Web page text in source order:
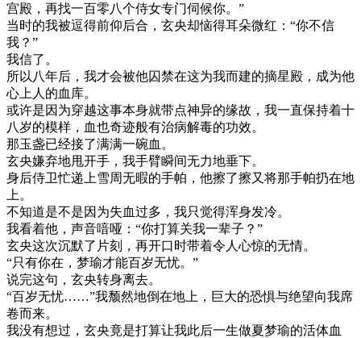
宫殿，再找一百零八个侍女专门伺候你。”
当时的我被逗得前仰后合，玄央却恼得耳朵微红：“你不信
我？”
我信了。
所以八年后，我才会被他囚禁在这为我而建的摘星殿，成为他
心上人的血库。
或许是因为穿越这事本身就带点神异的缘故，我一直保持着十
八岁的模样，血也奇迹般有治病解毒的功效。
那玉盏已经接了满满一碗血。
玄央嫌弃地甩开手，我手臂瞬间无力地垂下。
身后侍卫忙递上雪周无暇的手帕，他擦了擦又将那手帕扔在地
上。
不知道是不是因为失血过多，我只觉得浑身发冷。
我看着他，声音喑哑：“你打算关我一辈子？”
玄央这次沉默了片刻，再开口时带着令人心惊的无情。
“只有你在，梦瑜才能百岁无忧。”
说完这句，玄央转身离去。
“百岁无忧……”我颓然地倒在地上，巨大的恐惧与绝望向我席
卷而来。
我没有想过，玄央竟是打算让我此后一生做夏梦瑜的活体血